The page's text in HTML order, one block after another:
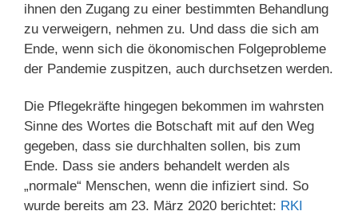
ihnen den Zugang zu einer bestimmten Behandlung
zu verweigern, nehmen zu. Und dass die sich am
Ende, wenn sich die ökonomischen Folgeprobleme
der Pandemie zuspitzen, auch durchsetzen werden.
Die Pflegekräfte hingegen bekommen im wahrsten
Sinne des Wortes die Botschaft mit auf den Weg
gegeben, dass sie durchhalten sollen, bis zum
Ende. Dass sie anders behandelt werden als
„normale“ Menschen, wenn die infiziert sind. So
wurde bereits am 23. März 2020 berichtet: RKI